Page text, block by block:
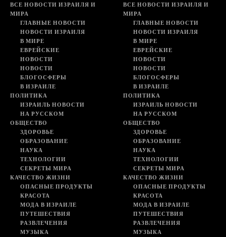
ВСЕ НОВОСТИ ИЗРАИЛЯ И
МИРА
ГЛАВНЫЕ НОВОСТИ
НОВОСТИ ИЗРАИЛЯ
В МИРЕ
ЕВРЕЙСКИЕ
НОВОСТИ
НОВОСТИ
БЛОГОСФЕРЫ
В ИЗРАИЛЕ
ПОЛИТИКА
ИЗРАИЛЬ НОВОСТИ
НА РУССКОМ
ОБЩЕСТВО
ЗДОРОВЬЕ
ОБРАЗОВАНИЕ
НАУКА
ТЕХНОЛОГИИ
СЕКРЕТЫ МИРА
КАЧЕСТВО ЖИЗНИ
ОПАСНЫЕ ПРОДУКТЫ
КРАСОТА
МОДА В ИЗРАИЛЕ
ПУТЕШЕСТВИЯ
РАЗВЛЕЧЕНИЯ
МУЗЫКА
ВСЕ НОВОСТИ ИЗРАИЛЯ И
МИРА
ГЛАВНЫЕ НОВОСТИ
НОВОСТИ ИЗРАИЛЯ
В МИРЕ
ЕВРЕЙСКИЕ
НОВОСТИ
НОВОСТИ
БЛОГОСФЕРЫ
В ИЗРАИЛЕ
ПОЛИТИКА
ИЗРАИЛЬ НОВОСТИ
НА РУССКОМ
ОБЩЕСТВО
ЗДОРОВЬЕ
ОБРАЗОВАНИЕ
НАУКА
ТЕХНОЛОГИИ
СЕКРЕТЫ МИРА
КАЧЕСТВО ЖИЗНИ
ОПАСНЫЕ ПРОДУКТЫ
КРАСОТА
МОДА В ИЗРАИЛЕ
ПУТЕШЕСТВИЯ
РАЗВЛЕЧЕНИЯ
МУЗЫКА